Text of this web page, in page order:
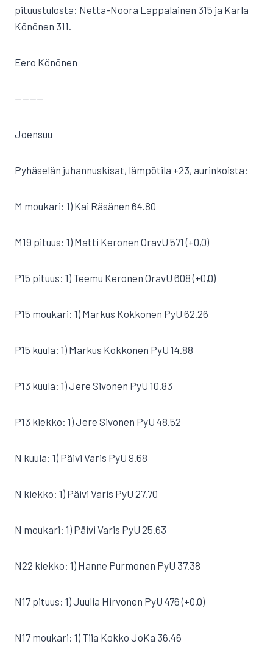
pituustulosta: Netta-Noora Lappalainen 315 ja Karla
Könönen 311.
Eero Könönen
————
Joensuu
Pyhäselän juhannuskisat, lämpötila +23, aurinkoista:
M moukari: 1) Kai Räsänen 64.80
M19 pituus: 1) Matti Keronen OravU 571 (+0,0)
P15 pituus: 1) Teemu Keronen OravU 608 (+0,0)
P15 moukari: 1) Markus Kokkonen PyU 62.26
P15 kuula: 1) Markus Kokkonen PyU 14.88
P13 kuula: 1) Jere Sivonen PyU 10.83
P13 kiekko: 1) Jere Sivonen PyU 48.52
N kuula: 1) Päivi Varis PyU 9.68
N kiekko: 1) Päivi Varis PyU 27.70
N moukari: 1) Päivi Varis PyU 25.63
N22 kiekko: 1) Hanne Purmonen PyU 37.38
N17 pituus: 1) Juulia Hirvonen PyU 476 (+0,0)
N17 moukari: 1) Tiia Kokko JoKa 36.46